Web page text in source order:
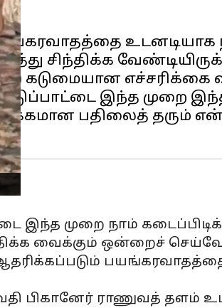
உடனடியாக
சிந்திக்க
கடுமையான எச்சரிக்கை
இந்த முறை
பதிலைத் தரும்
இந்த முறை நாம்
வைக்கும் ஒன்றைச்
பிகானேர் ராணுவத் தளம்